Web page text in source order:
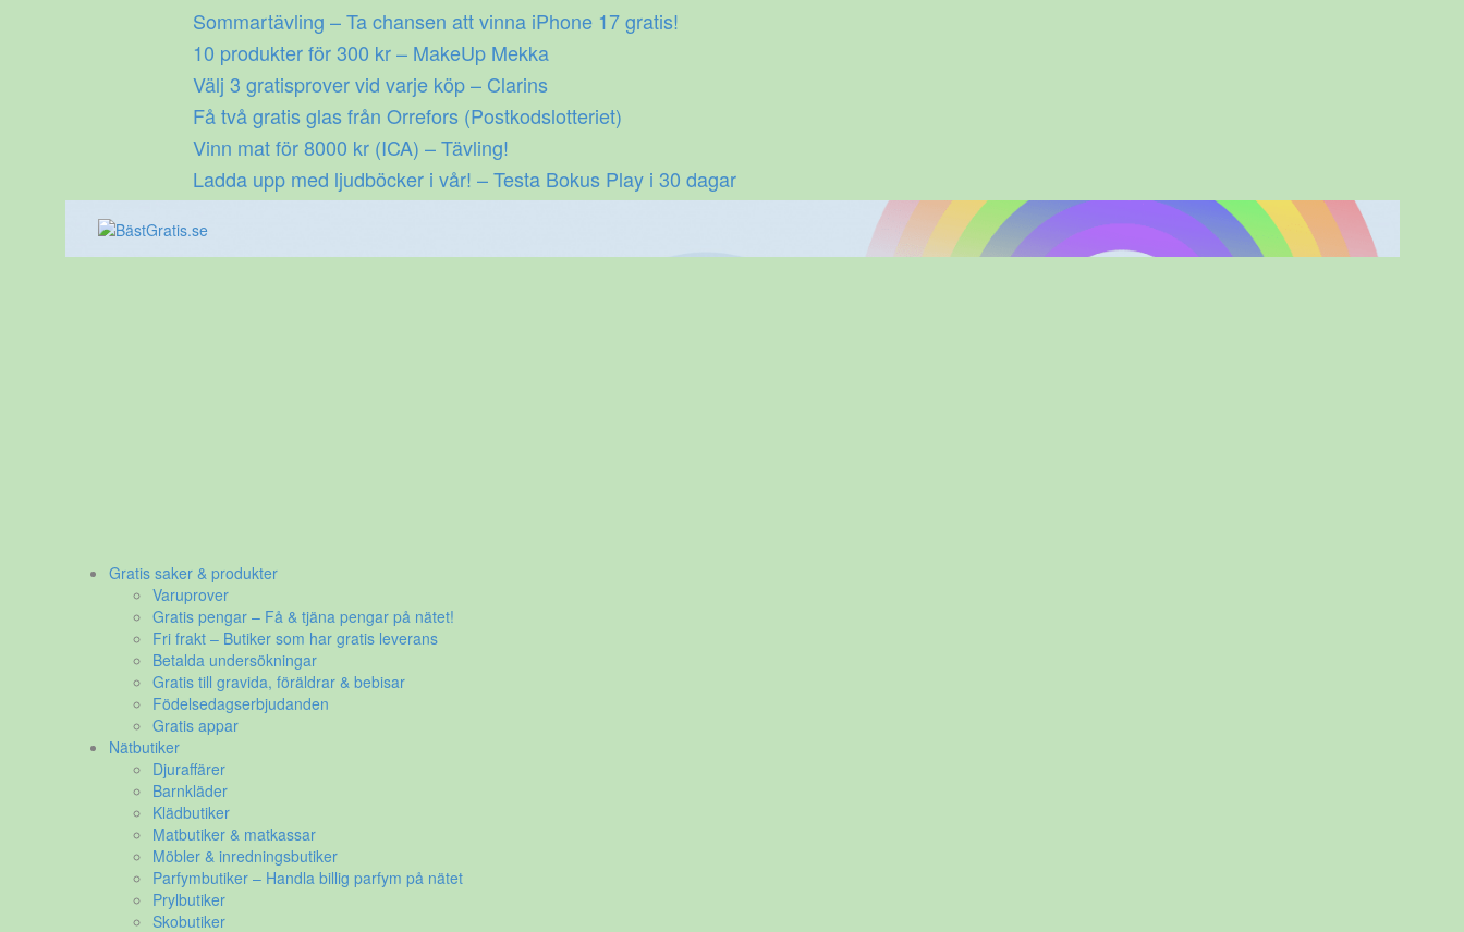
Sommartävling – Ta chansen att vinna iPhone 17 gratis!
10 produkter för 300 kr – MakeUp Mekka
Välj 3 gratisprover vid varje köp – Clarins
Få två gratis glas från Orrefors (Postkodslotteriet)
Vinn mat för 8000 kr (ICA) – Tävling!
Ladda upp med ljudböcker i vår! – Testa Bokus Play i 30 dagar
Gratis saker & produkter
Varuprover
Gratis pengar – Få & tjäna pengar på nätet!
Fri frakt – Butiker som har gratis leverans
Betalda undersökningar
Gratis till gravida, föräldrar & bebisar
Födelsedagserbjudanden
Gratis appar
Nätbutiker
Djuraffärer
Barnkläder
Klädbutiker
Matbutiker & matkassar
Möbler & inredningsbutiker
Parfymbutiker – Handla billig parfym på nätet
Prylbutiker
Skobutiker